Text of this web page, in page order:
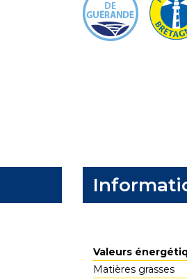
Valeurs
Matières grasses